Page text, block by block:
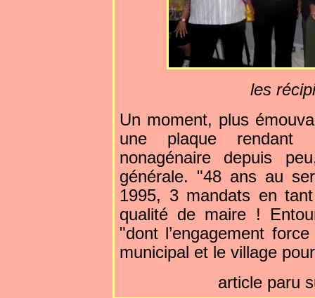
les
Un moment, plus
une plaque rendant
nonagénaire depuis
générale. "48 ans au
1995, 3 mandats en
qualité de maire !
"dont l’engagement
municipal et le village
article paru